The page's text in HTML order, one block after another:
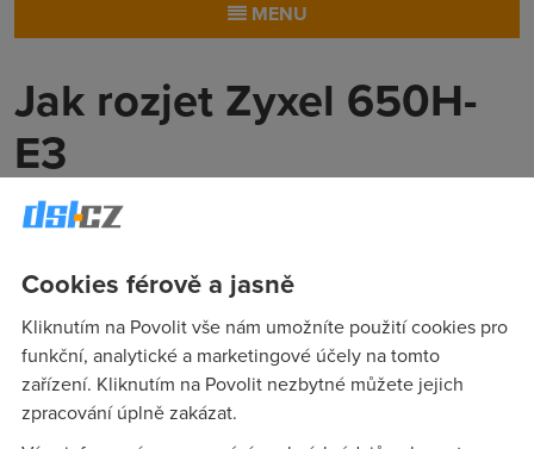
MENU
Jak rozjet Zyxel 650H-
E3
oweitzu(12.2.2007 11:37:50)
co dal,kdo poradi,diky.
Anonym(12.2.2007 12:25:01)
Dostaneš se z PC na router?
Cookies férově a jasně
Kliknutím na Povolit vše nám umožníte použití cookies pro
funkční, analytické a marketingové účely na tomto
zařízení. Kliknutím na Povolit nezbytné můžete jejich
zpracování úplně zakázat.